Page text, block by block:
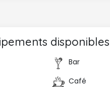
Bar
Café